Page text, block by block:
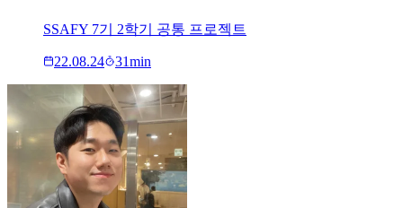
SSAFY 7기 2학기 공통 프로젝트
22.08.24 31min